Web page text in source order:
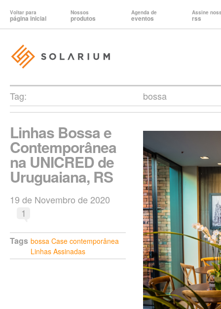
Voltar para
página inicial
Nossos
produtos
Agenda de
eventos
Assine
rss
Tag: bossa
Linhas Bossa e
Contemporânea
na UNICRED de
Uruguaiana, RS
19 de Novembro de 2020
1
Tags bossa Case contemporânea
Linhas Assinadas